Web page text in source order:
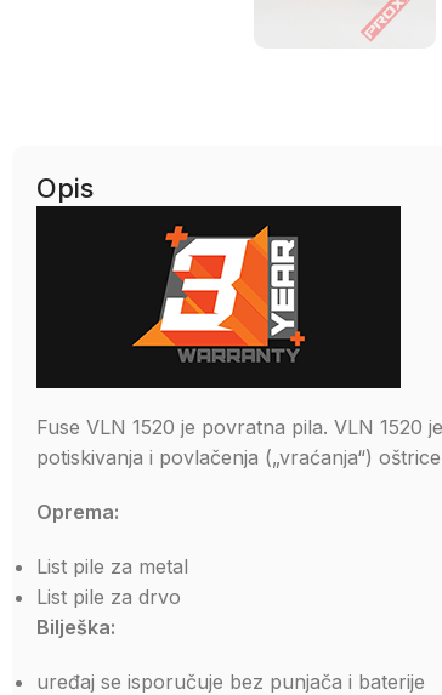
Opis
Fuse VLN 1520 je povratna pila. VLN 1520
potiskivanja i povlačenja („vraćanja“)
Oprema:
List pile za metal
List pile za drvo
Bilješka:
uređaj se isporučuje bez punjača i baterije